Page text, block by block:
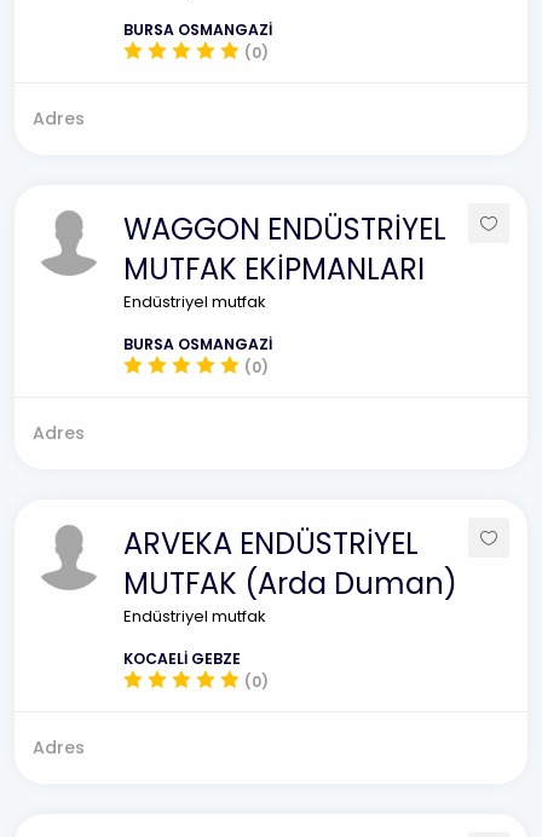
BURSA OSMANGAZİ
(0)
Adres
WAGGON ENDÜSTRİYEL
MUTFAK EKİPMANLARI
Endüstriyel mutfak
BURSA OSMANGAZİ
(0)
Adres
ARVEKA ENDÜSTRİYEL
MUTFAK (Arda Duman)
Endüstriyel mutfak
KOCAELİ GEBZE
(0)
Adres